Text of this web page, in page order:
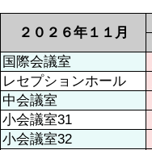
２０２６年１１月
国際会議室
レセプションホール
中会議室
小会議室31
小会議室32